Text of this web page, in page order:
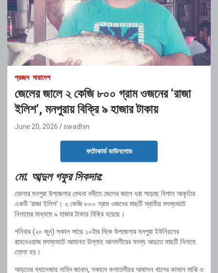
প্রচ্ছদ সারাদেশ
জেলের জালে ২ কেজি ৮০০ গ্রাম ওজনের ‘রাজা
ইলিশ’, মনপুরায় বিক্রি ৯ হাজার টাকায়
June 20, 2026 swadhin
ফটোকার্ড ডাউনলোড
মো. আব্দুল গফুর সিকদার:
ভোলার মনপুরা উপজেলার মেঘনা নদীতে জেলের জালে ধরা পড়েছে বিশাল আকৃতির
একটি ‘রাজা ইলিশ’। ২ কেজি ৮০০ গ্রাম ওজনের মাছটি স্থানীয় মৎস্যঘাটে
নিলামের মাধ্যমে ৯ হাজার টাকায় বিক্রি হয়েছে।
শনিবার (২০ জুন) সকাল সাড়ে ১০টার দিকে উপজেলার মনপুরা ইউনিয়নের
রামনেওয়াজ মৎস্যঘাটে আমানত উল্লাহ আলমগীরের মৎস্য আড়তে মাছটি নিলামে
তোলা হয়।
আড়তের ম্যানেজার নাহিদ জানান, সকালে কলাতলীচর আবাসন খালের কামাল মাঝি ও